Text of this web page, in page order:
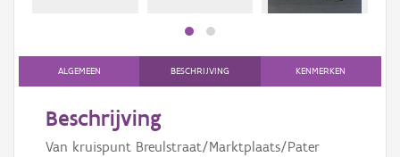
AanmeldenALGEMEEN BESCHRIJVING KENMERKEN
Beschrijving
Van kruispunt Breulstraat/Marktplaats/Pater